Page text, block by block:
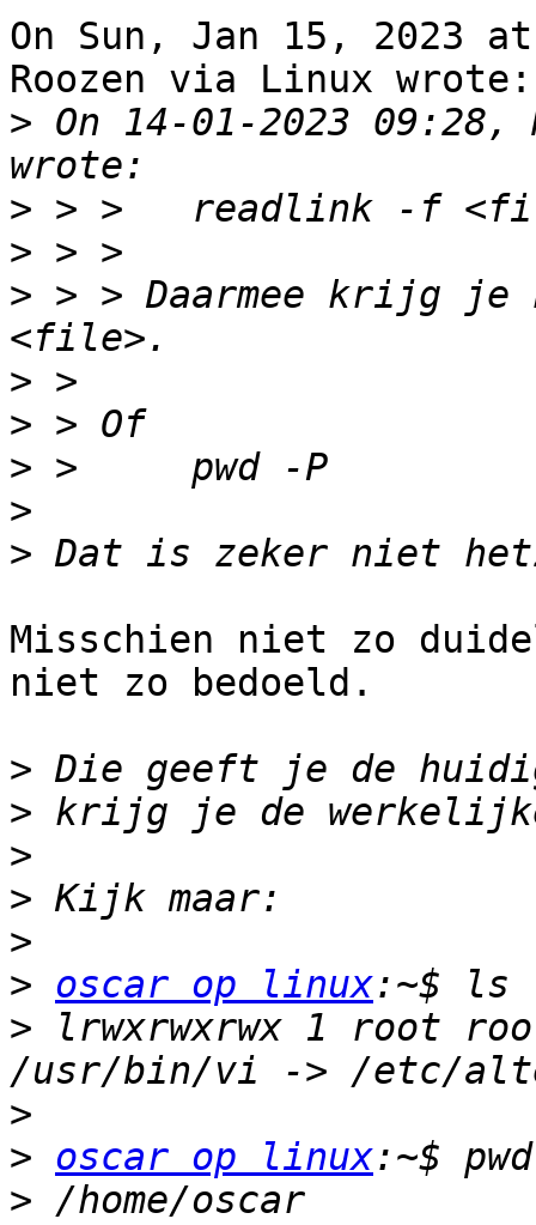
On Sun, Jan 15, 2023
Roozen via Linux wrote:
> On 14-01-2023 09:28,
>
>
> > > Daarmee krijg je
>
>
>
>
>
Misschien niet zo
niet zo bedoeld.
>
>
>
>
>
> oscar op linux
> lrwxrwxrwx 1 root
>
> oscar op linux
>